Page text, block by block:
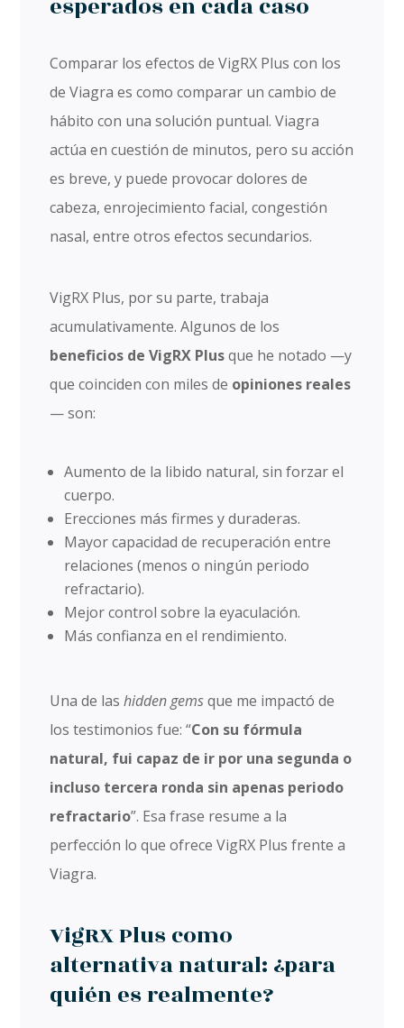
esperados en cada caso
Comparar los efectos de VigRX Plus con los
de Viagra es como comparar un cambio de
hábito con una solución puntual. Viagra
actúa en cuestión de minutos, pero su acción
es breve, y puede provocar dolores de
cabeza, enrojecimiento facial, congestión
nasal, entre otros efectos secundarios.
VigRX Plus, por su parte, trabaja
acumulativamente. Algunos de los
beneficios de VigRX Plusque he notado —y
que coinciden con miles de opiniones reales
— son:
Aumento de la libido natural, sin forzar el
cuerpo.
Erecciones más firmes y duraderas.
Mayor capacidad de recuperación entre
relaciones (menos o ningún periodo
refractario).
Mejor control sobre la eyaculación.
Más confianza en el rendimiento.
Una de las hidden gemsque me impactó de
los testimonios fue: “Con su fórmula
natural, fui capaz de ir por una segunda o
incluso tercera ronda sin apenas periodo
refractario”. Esa frase resume a la
perfección lo que ofrece VigRX Plus frente a
Viagra.
VigRX Plus como
alternativa natural: ¿para
quién es realmente?